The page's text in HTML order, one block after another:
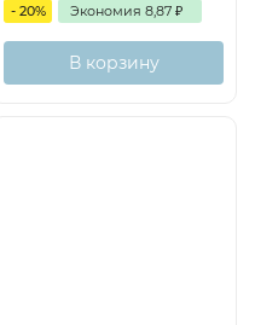
- 20% Экономия 8,87 ₽
В корзину